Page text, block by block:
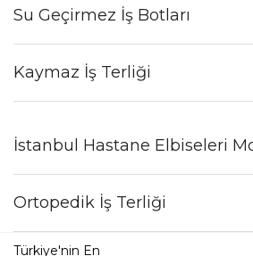
Su Geçirmez İş Botları
Kaymaz İş Terliği
İstanbul Hastane Elbiseleri
Ortopedik İş Terliği
Türkiye'nin En